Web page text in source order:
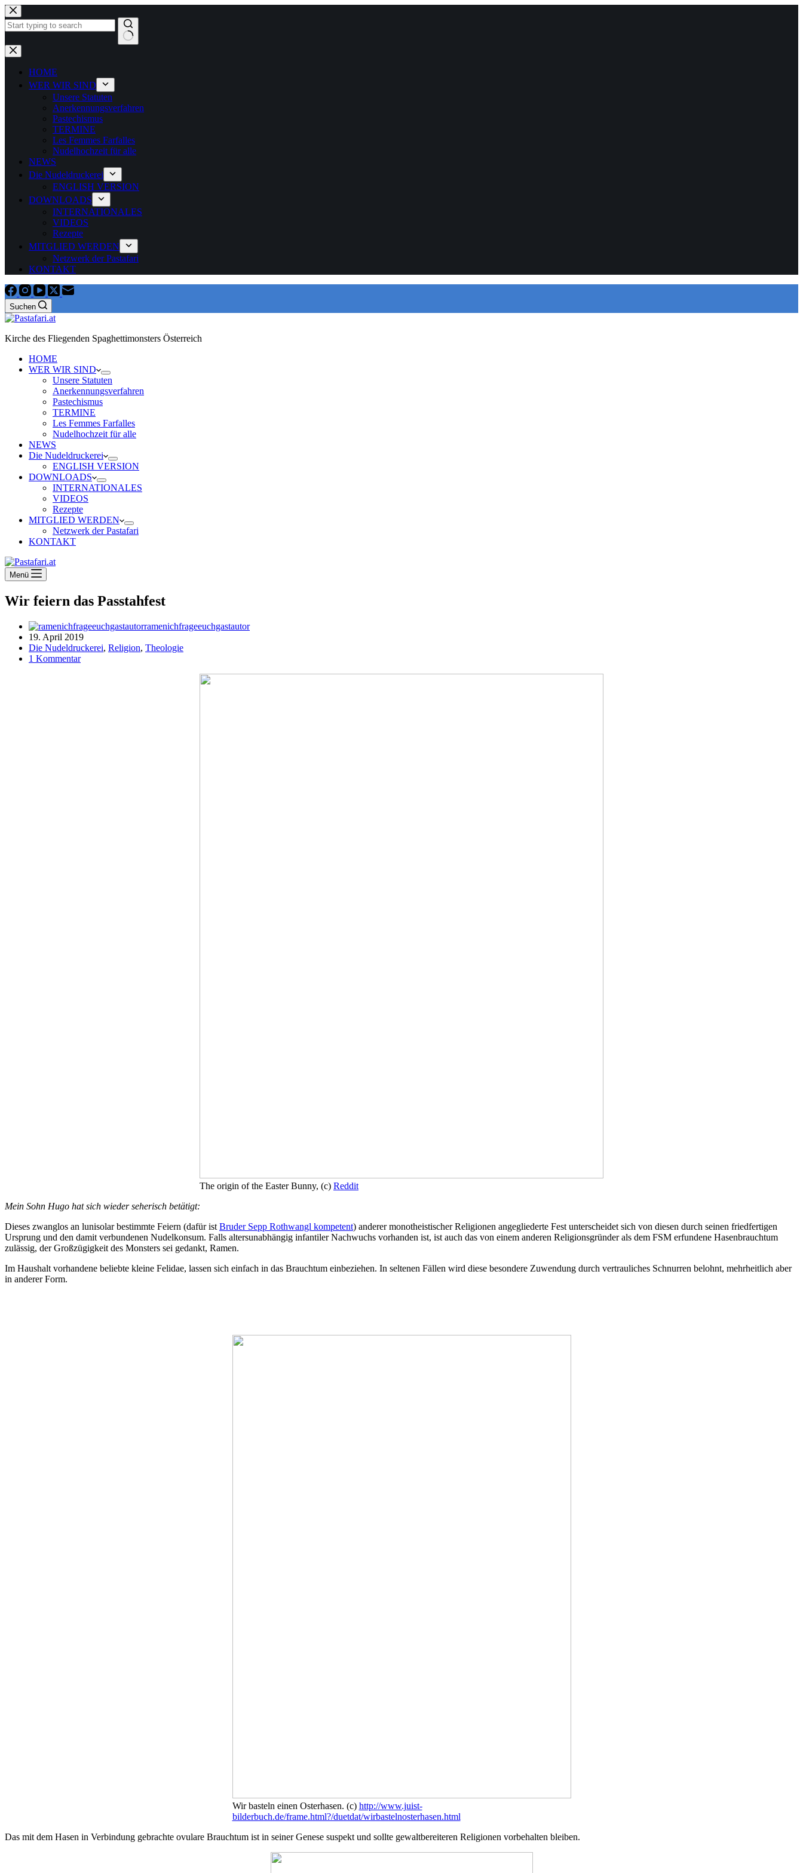
Zum
Inhalt
springen
Keine
Ergebnisse
HOME
WER WIR SIND
Unsere Statuten
Anerkennungsverfahren
Pastechismus
TERMINE
Les Femmes Farfalles
Nudelhochzeit für alle
NEWS
Die Nudeldruckerei
ENGLISH VERSION
DOWNLOADS
INTERNATIONALES
VIDEOS
Rezepte
MITGLIED WERDEN
Netzwerk der Pastafari
KONTAKT
Suchen
Kirche des Fliegenden Spaghettimonsters Österreich
HOME
WER WIR SIND
Unsere Statuten
Anerkennungsverfahren
Pastechismus
TERMINE
Les Femmes Farfalles
Nudelhochzeit für alle
NEWS
Die Nudeldruckerei
ENGLISH VERSION
DOWNLOADS
INTERNATIONALES
VIDEOS
Rezepte
MITGLIED WERDEN
Netzwerk der Pastafari
KONTAKT
Menü
Wir feiern das Passtahfest
ramenichfrageeuchgastautor
19. April 2019
Die Nudeldruckerei, Religion, Theologie
1 Kommentar
The origin of the Easter Bunny, (c) Reddit
Mein Sohn Hugo hat sich wieder seherisch betätigt:
Dieses zwanglos an lunisolar bestimmte Feiern (dafür ist Bruder Sepp Rothwangl kompetent) anderer monotheistischer Religionen angegliederte Fest unterscheidet sich von diesen durch seinen friedfertigen
Ursprung und den damit verbundenen Nudelkonsum. Falls altersunabhängig infantiler Nachwuchs vorhanden ist, ist auch das von einem anderen Religionsgründer als dem FSM erfundene Hasenbrauchtum
zulässig, der Großzügigkeit des Monsters sei gedankt, Ramen.
Im Haushalt vorhandene beliebte kleine Felidae, lassen sich einfach in das Brauchtum einbeziehen. In seltenen Fällen wird diese besondere Zuwendung durch vertrauliches Schnurren belohnt, mehrheitlich aber
in anderer Form.
Wir basteln einen Osterhasen. (c) http://www.juist-
bilderbuch.de/frame.html?/duetdat/wirbastelnosterhasen.html
Das mit dem Hasen in Verbindung gebrachte ovulare Brauchtum ist in seiner Genese suspekt und sollte gewaltbereiteren Religionen vorbehalten bleiben.